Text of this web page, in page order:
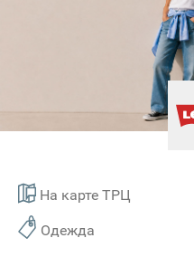
На карте ТРЦ
Одежда